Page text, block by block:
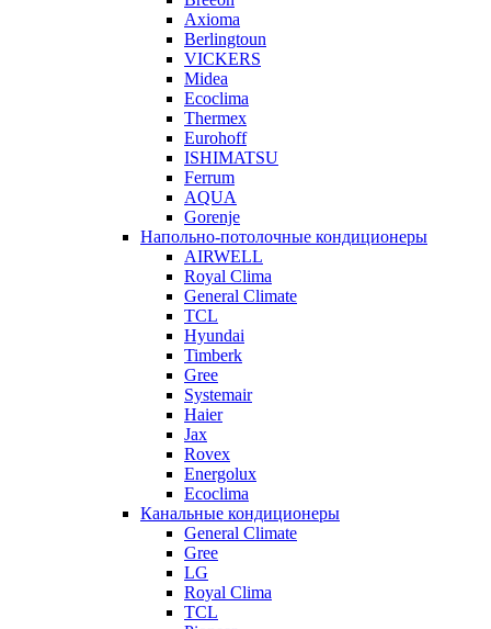
Axioma
Berlingtoun
VICKERS
Midea
Ecoclima
Thermex
Eurohoff
ISHIMATSU
Ferrum
AQUA
Gorenje
Напольно-потолочные кондиционеры
AIRWELL
Royal Clima
General Climate
TCL
Hyundai
Timberk
Gree
Systemair
Haier
Jax
Rovex
Energolux
Ecoclima
Канальные кондиционеры
General Climate
Gree
LG
Royal Clima
TCL